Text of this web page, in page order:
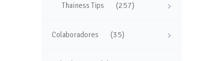
Thainess Tips (257)
Colaboradores (35)